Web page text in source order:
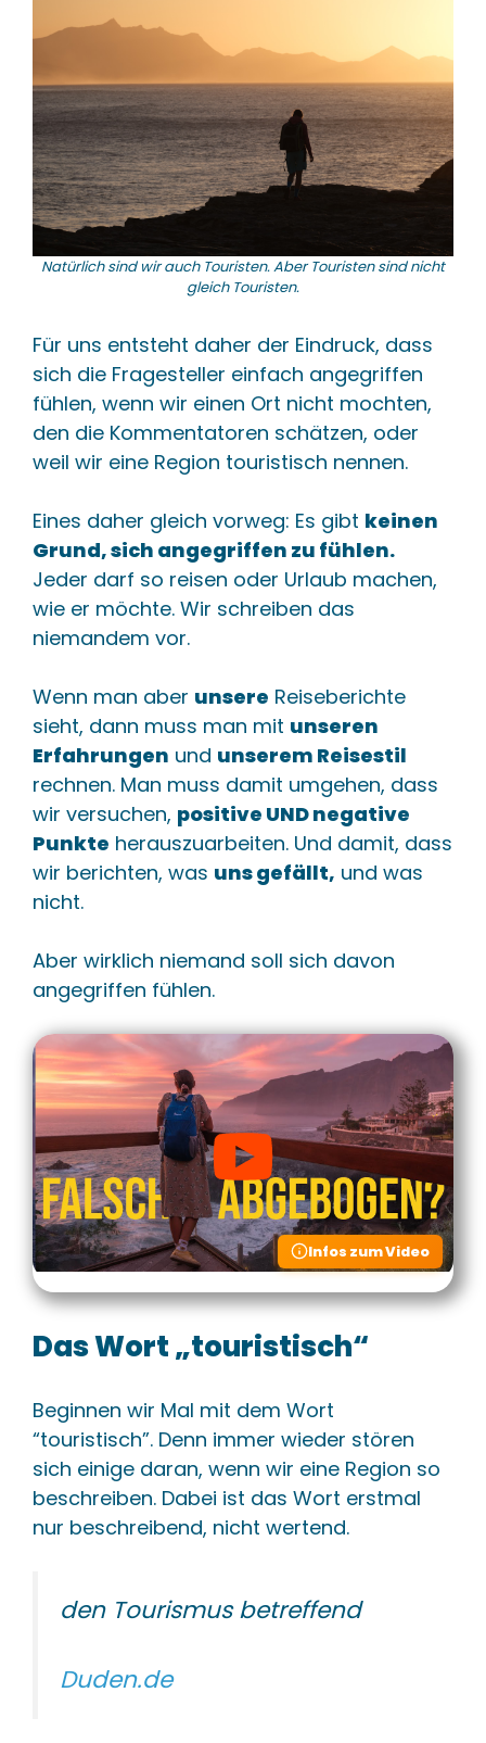
Natürlich sind wir auch Touristen. Aber Touristen sind nicht
gleich Touristen.
Für uns entsteht daher der Eindruck, dass
sich die Fragesteller einfach angegriffen
fühlen, wenn wir einen Ort nicht mochten,
den die Kommentatoren schätzen, oder
weil wir eine Region touristisch nennen.
Eines daher gleich vorweg: Es gibt keinen
Grund, sich angegriffen zu fühlen.
Jeder darf so reisen oder Urlaub machen,
wie er möchte. Wir schreiben das
niemandem vor.
Wenn man aber unsere Reiseberichte
sieht, dann muss man mit unseren
Erfahrungen und unserem Reisestil
rechnen. Man muss damit umgehen, dass
wir versuchen, positive UND negative
Punkte herauszuarbeiten. Und damit, dass
wir berichten, was uns gefällt, und was
nicht.
Aber wirklich niemand soll sich davon
angegriffen fühlen.
Infos zum Video
Das Wort „touristisch“
Beginnen wir Mal mit dem Wort
“touristisch”. Denn immer wieder stören
sich einige daran, wenn wir eine Region so
beschreiben. Dabei ist das Wort erstmal
nur beschreibend, nicht wertend.
den Tourismus betreffend
Duden.de